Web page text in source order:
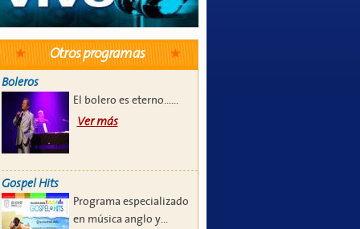
Otros programas
Boleros
El bolero es eterno...
Ver más
Gospel Hits
Programa especializado
en música anglo y...